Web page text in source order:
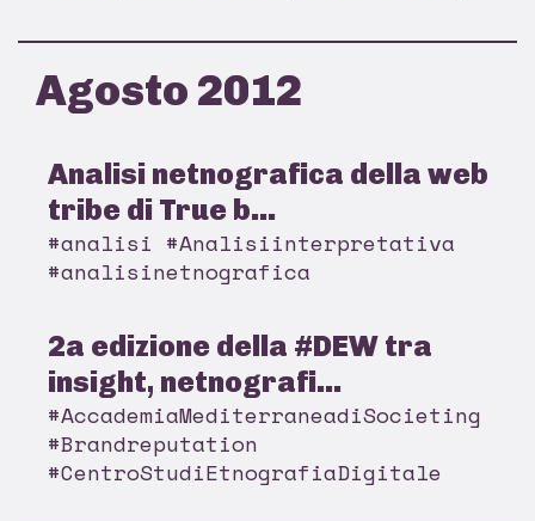
Agosto 2012
Analisi netnografica della web
tribe di True b...
#analisi #Analisiinterpretativa
#analisinetnografica
2a edizione della #DEW tra
insight, netnografi...
#AccademiaMediterraneadiSocieting
#Brandreputation
#CentroStudiEtnografiaDigitale